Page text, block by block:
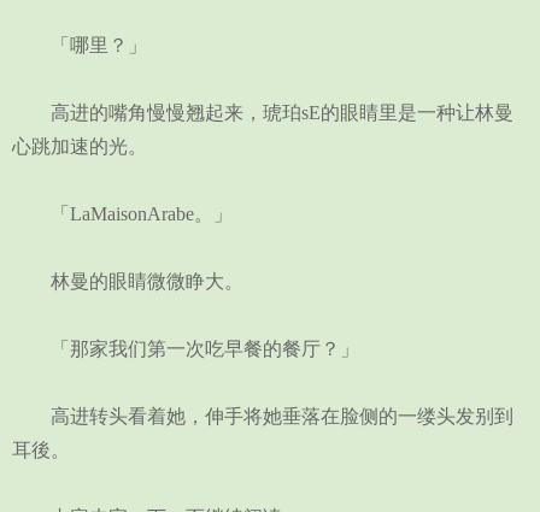
「哪里？」
高进的嘴角慢慢翘起来，琥珀sE的眼睛里是一种让林曼
心跳加速的光。
「LaMaisonArabe。」
林曼的眼睛微微睁大。
「那家我们第一次吃早餐的餐厅？」
高进转头看着她，伸手将她垂落在脸侧的一缕头发别到
耳後。